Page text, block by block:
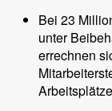
Bei 23
unter
errechnen